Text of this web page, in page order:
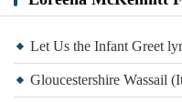
Let Us the Infant Greet
Gloucestershire Wassail